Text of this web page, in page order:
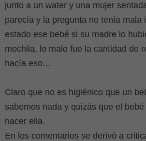
junto a un water y una mujer
parecía y la pregunta no tenía
estado ese bebé si su madre lo
mochila, lo malo fue la cantidad de
hacía eso…
Claro que no es higiénico que un
sabemos nada y quizás que el
hacer ella.
En los comentarios se derivó a